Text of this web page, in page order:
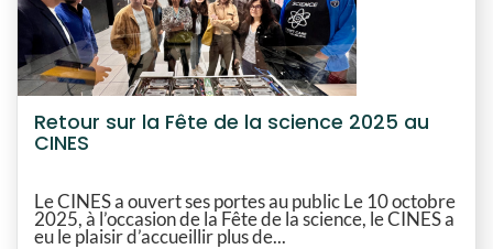
Retour sur la Fête de la science 2025 au
CINES
Le CINES a ouvert ses portes au public Le 10 octobre
2025, à l’occasion de la Fête de la science, le CINES a
eu le plaisir d’accueillir plus de...